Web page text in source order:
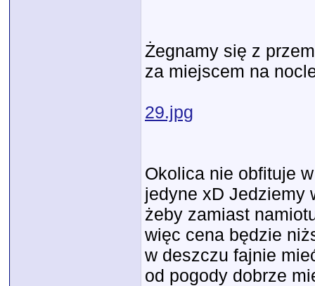
Żegnamy się z
za miejscem na
29.jpg
Okolica nie obfituje
jedyne xD Jedziemy
żeby zamiast
więc cena będzie
w deszczu fajnie
od pogody dobrze